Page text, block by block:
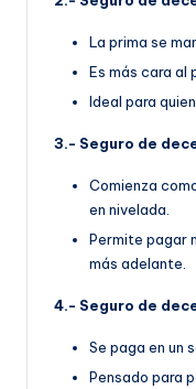
La prima se
Es más cara al
Ideal para
3.- Seguro de
Comienza
en nivelada.
Permite pagar
más adelante.
4.- Seguro de
Se paga en un
Pensado para